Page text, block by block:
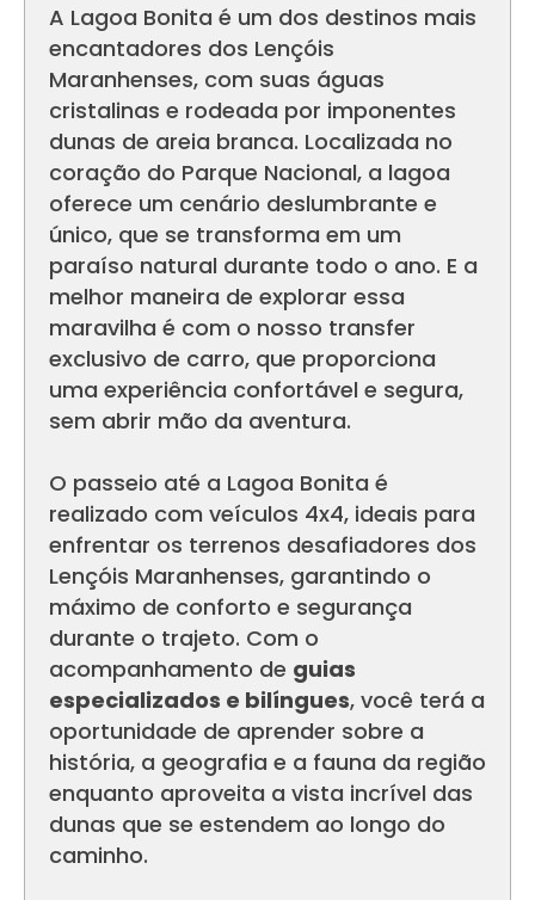
A Lagoa Bonita é um dos destinos mais
encantadores dos Lençóis
Maranhenses, com suas águas
cristalinas e rodeada por imponentes
dunas de areia branca. Localizada no
coração do Parque Nacional, a lagoa
oferece um cenário deslumbrante e
único, que se transforma em um
paraíso natural durante todo o ano. E a
melhor maneira de explorar essa
maravilha é com o nosso transfer
exclusivo de carro, que proporciona
uma experiência confortável e segura,
sem abrir mão da aventura.
O passeio até a Lagoa Bonita é
realizado com veículos 4x4, ideais para
enfrentar os terrenos desafiadores dos
Lençóis Maranhenses, garantindo o
máximo de conforto e segurança
durante o trajeto. Com o
acompanhamento de guias
especializados e bilíngues, você terá a
oportunidade de aprender sobre a
história, a geografia e a fauna da região
enquanto aproveita a vista incrível das
dunas que se estendem ao longo do
caminho.